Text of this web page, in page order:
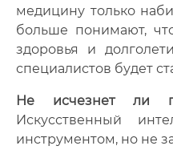
медицину только
больше понимают,
здоровья и
специалистов будет
Не исчезнет ли
Искусственный
инструментом, но не